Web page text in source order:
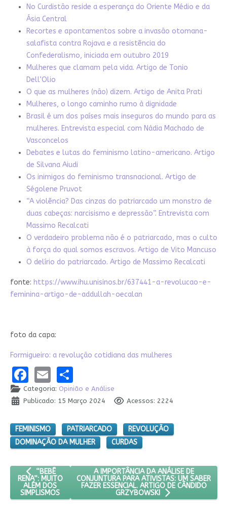
No Curdistão reside a esperança do Oriente Médio e da
Ásia Central
Recortes e apontamentos sobre a invasão otomana-
salafista contra Rojava e a resistência do
Confederalismo, iniciada em outubro 2019
Mulheres que clamam pela vida. Artigo de Tonio
Dell’Olio
O que as mulheres (não) dizem. Artigo de Anita Prati
Mulheres, o longo caminho rumo à dignidade
Brasil é um dos países mais inseguros do mundo para as
mulheres. Entrevista especial com Nádia Machado de
Vasconcelos
Debates e lutas do feminismo latino-americano. Artigo
de Silvana Aiudi
Os inimigos do feminismo transnacional. Artigo de
Ségolene Pruvot
“A violência? Das cinzas do patriarcado um monstro de
duas cabeças: narcisismo e depressão”. Entrevista com
Massimo Recalcati
O verdadeiro problema não é o patriarcado, mas o culto
à força do qual somos escravos. Artigo de Vito Mancuso
O delírio do patriarcado. Artigo de Massimo Recalcati
fonte: https://www.ihu.unisinos.br/637441-a-revolucao-e-
feminina-artigo-de-addullah-oecalan
foto da capa:
Formigueiro: a revolução cotidiana das mulheres
Facebook
EmailShare
Categoria: Opinião e Análise
Publicado: 15 Março 2024
Acessos: 2224
FEMINISMO PATRIARCADO
REVOLUÇÃO
DOMINAÇÃO DA MULHER
CURDAS
ARTIGO ANTERIOR: “BEBÊ RENA”: MUITO ALÉM DOS
“BEBÊ
RENA”: MUITO
ALÉM DOS
SIMPLISMOS
PRÓXIMO ARTIGO: A IMPORTÂNCIA DA
A IMPORTÂNCIA DA ANÁLISE DE
CONJUNTURA PARA ATIVISTAS: UM SABER
FAZER ESSENCIAL. ARTIGO DE CÂNDIDO
GRZYBOWSKI